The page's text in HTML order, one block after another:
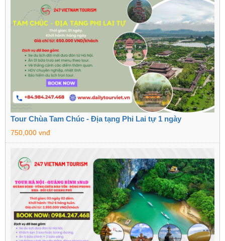
Tour Chùa Tam Chúc - Địa tạng Phi Lai tự 1 ngày
750,000 vnđ